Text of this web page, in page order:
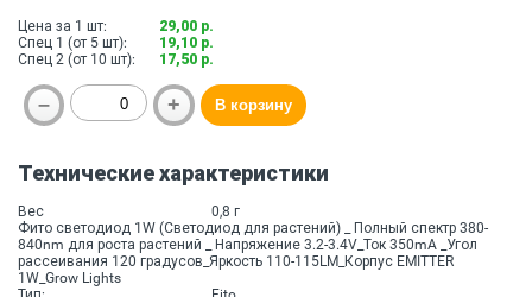
Цена за 1 шт:
29,00 р.
Спец 1 (от 5 шт):
19,10 р.
Спец 2 (от 10 шт):
17,50 р.
Технические характеристики
Вес
0,8 г
Фито светодиод 1W (Светодиод для растений) _ Полный спектр 380-
840nm для роста растений _ Напряжение 3.2-3.4V_Ток 350mA _Угол
рассеивания 120 градусов_Яркость 110-115LM_Корпус EMITTER
1W_Grow Lights